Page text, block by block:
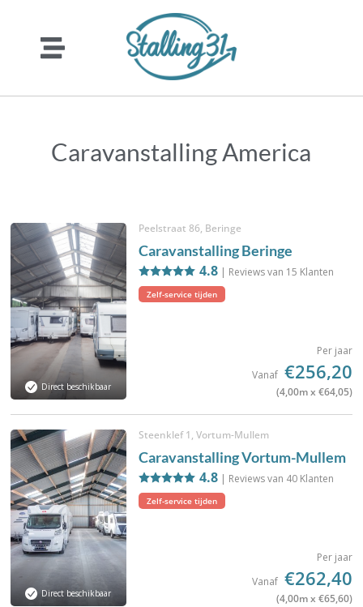
Caravanstalling America
Direct beschikbaar
Peelstraat 86, Beringe
Caravanstalling Beringe
4.8| Reviews van 15 Klanten
Zelf-service tijden
Per jaar
Vanaf €256,20
(4,00m x €64,05)
Direct beschikbaar
Steenklef 1, Vortum-Mullem
Caravanstalling Vortum-Mullem
4.8| Reviews van 40Klanten
Zelf-service tijden
Per jaar
Vanaf €262,40
(4,00m x €65,60)